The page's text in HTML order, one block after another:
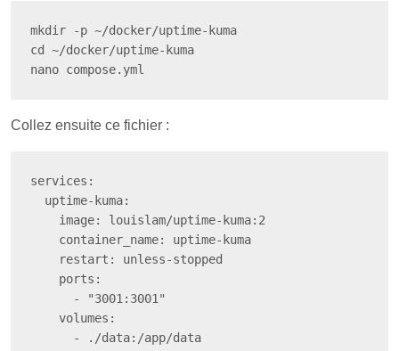
mkdir -p ~/docker/uptime-kuma
cd ~/docker/uptime-kuma
nano compose.yml
Collez ensuite ce fichier :
services:
      - ./data:/app/data